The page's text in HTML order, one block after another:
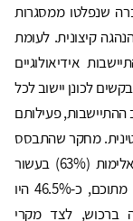
שנפלטו ממסגרות
קיצונית. לעומת
אידיאולוגיים
לכונן יישוב לכל
פעילותם
מחקר שהתבסס
על תיעוד ארגון "יש דין" מצא כי רוב אירועי האלימות (63%) בעשור
האחרון אירעו בסמיכות למאחזים בלתי-חוקיים. מתוכם, כ-46.5% היו
על פלסטינים וכ-44.6% פגיעה ברכוש, לצד מקרי